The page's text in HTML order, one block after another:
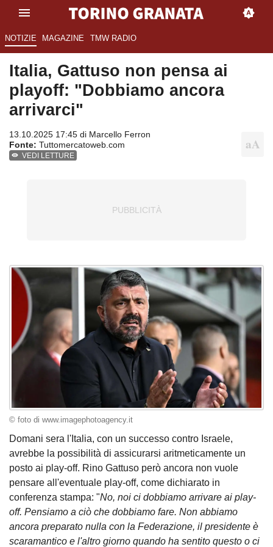
NOTIZIE MAGAZINE TMW RADIO
Italia, Gattuso non pensa ai
playoff: "Dobbiamo ancora
arrivarci"
13.10.2025 17:45 di Marcello Ferron
Fonte: Tuttomercatoweb.com
VEDI LETTURE
© foto di www.imagephotoagency.it
Domani sera l'Italia, con un successo contro Israele,
avrebbe la possibilità di assicurarsi aritmeticamente un
posto ai play-off. Rino Gattuso però ancora non vuole
pensare all'eventuale play-off, come dichiarato in
conferenza stampa: "No, noi ci dobbiamo arrivare ai play-
off. Pensiamo a ciò che dobbiamo fare. Non abbiamo
ancora preparato nulla con la Federazione, il presidente è
scaramantico e l'altro giorno quando ha sentito questo o ci